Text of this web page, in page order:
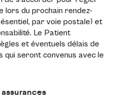
lors du prochain rendez-
par voie postale) et
Le Patient
et éventuels délais de
qui seront convenus avec le